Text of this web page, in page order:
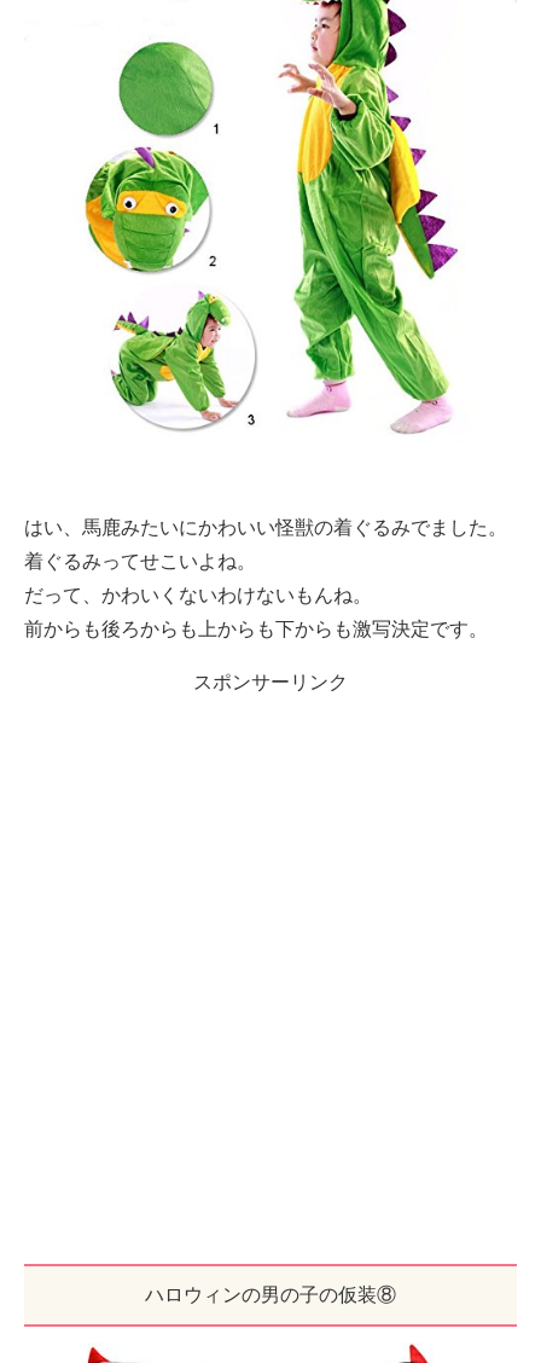
はい、馬鹿みたいにかわいい怪獣の着ぐるみでました。
着ぐるみってせこいよね。
だって、かわいくないわけないもんね。
前からも後ろからも上からも下からも激写決定です。
スポンサーリンク
ハロウィンの男の子の仮装⑧